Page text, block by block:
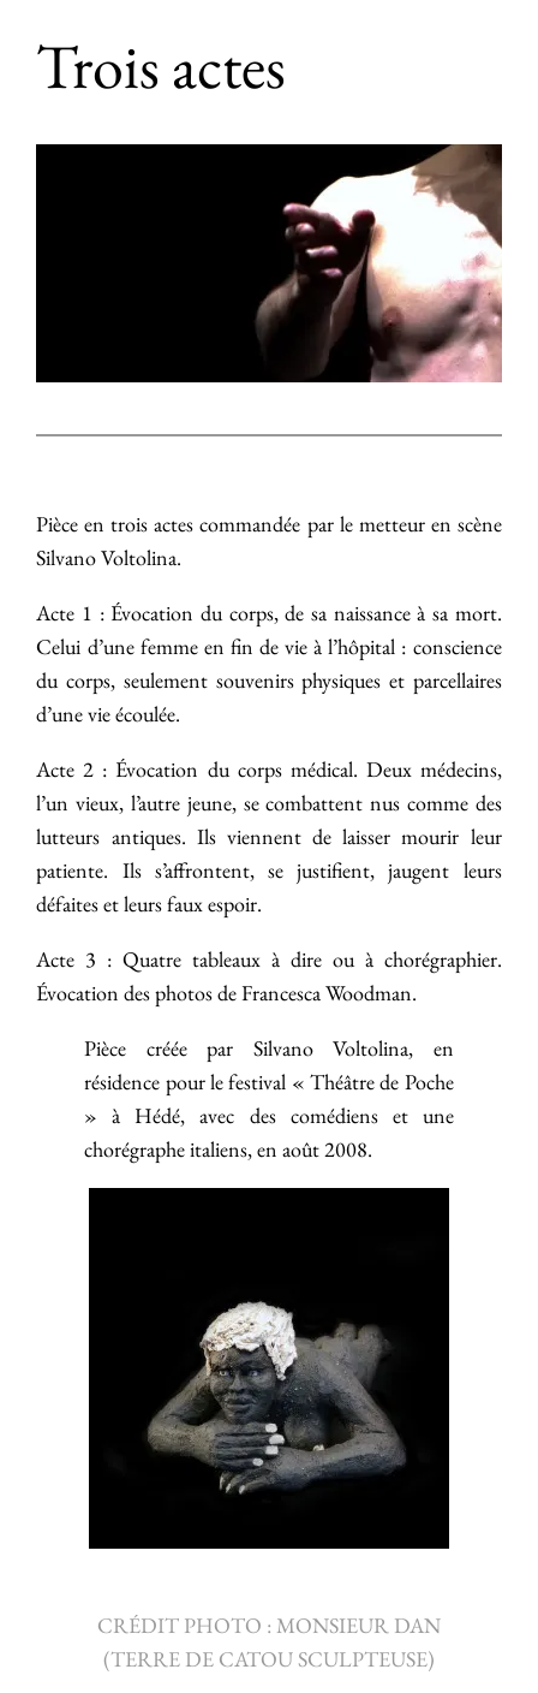
Trois actes
Pièce en trois actes commandée par le metteur en scène
Silvano Voltolina.
Acte 1 : Évocation du corps, de sa naissance à sa mort.
Celui d’une femme en fin de vie à l’hôpital : conscience
du corps, seulement souvenirs physiques et parcellaires
d’une vie écoulée.
Acte 2 : Évocation du corps médical. Deux médecins,
l’un vieux, l’autre jeune, se combattent nus comme des
lutteurs antiques. Ils viennent de laisser mourir leur
patiente. Ils s’affrontent, se justifient, jaugent leurs
défaites et leurs faux espoir.
Acte 3 : Quatre tableaux à dire ou à chorégraphier.
Évocation des photos de Francesca Woodman.
Pièce créée par Silvano Voltolina, en
résidence pour le festival « Théâtre de Poche
» à Hédé, avec des comédiens et une
chorégraphe italiens, en août 2008.
CRÉDIT PHOTO : MONSIEUR DAN
(TERRE DE CATOU SCULPTEUSE)